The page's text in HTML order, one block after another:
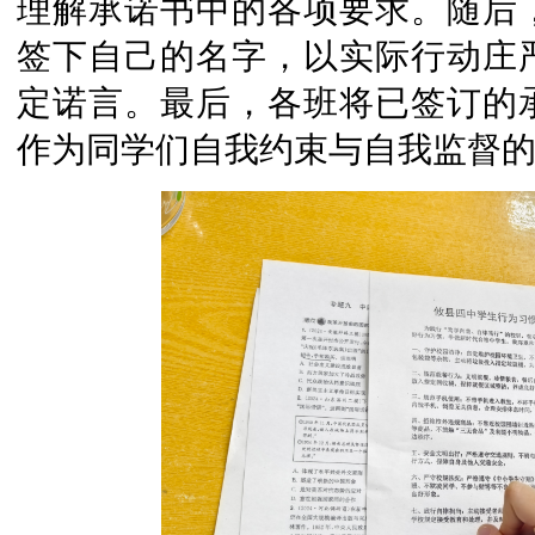
理解承诺书中的各项要求。随
签下自己的名字，以实际行动
定诺言。最后，各班将已签订
作为同学们自我约束与自我监督